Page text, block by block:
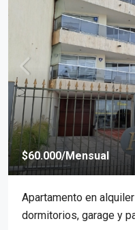
$60.000/Mensual
Apartamento en
dormitorios, garage y